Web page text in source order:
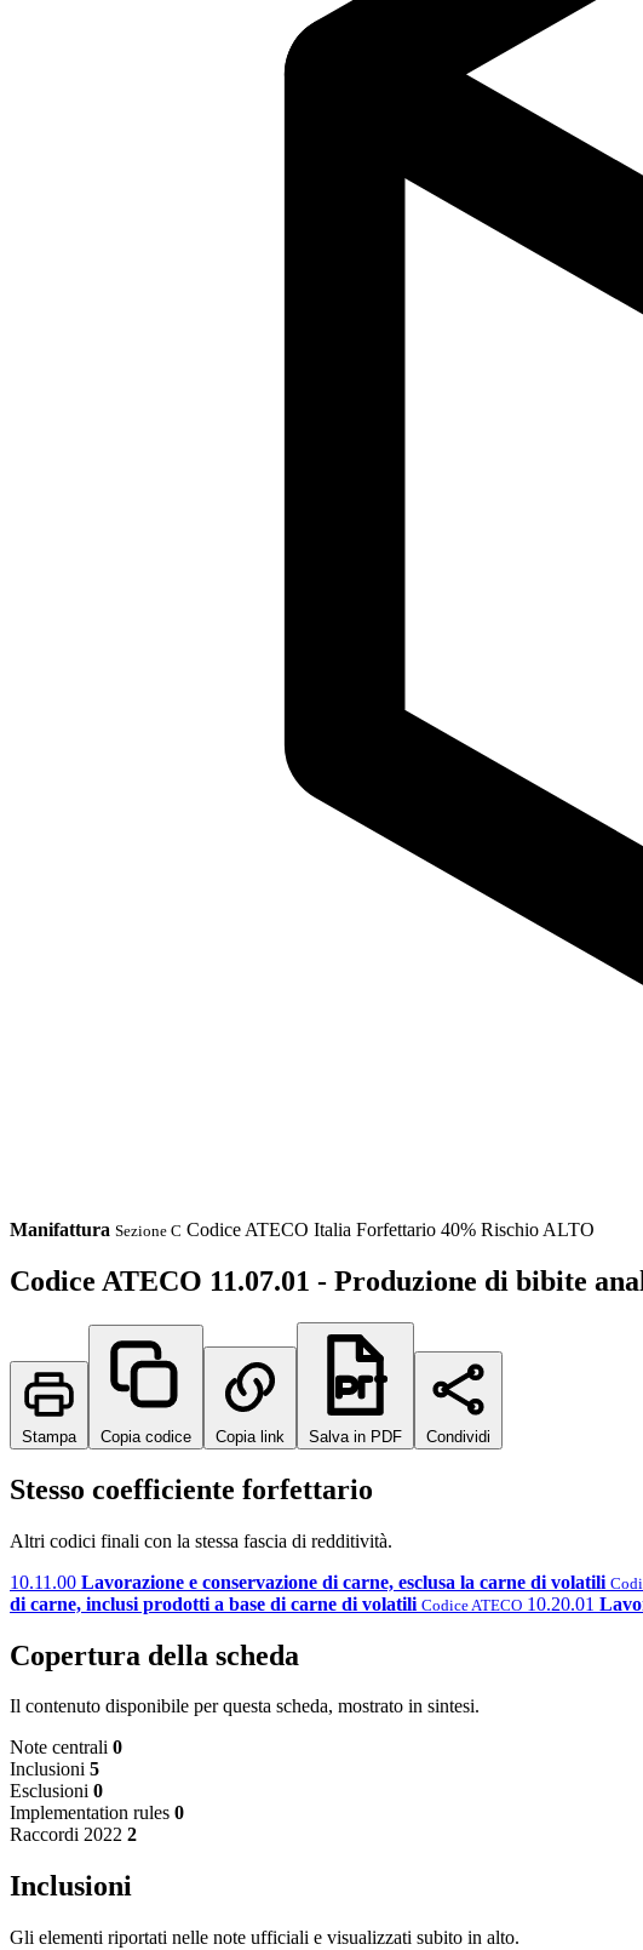
Manifattura Sezione C Codice ATECO Italia Forfettario 40% Rischio ALTO
Codice ATECO 11.07.01 - Produzione di bibite
Stampa Copia codice Copia link Salva in PDF Condividi
Stesso coefficiente forfettario
Altri codici finali con la stessa fascia di redditività.
10.11.00 Lavorazione e conservazione di carne, esclusa la carne di volatili
di carne, inclusi prodotti a base di carne di volatili Codice ATECO 10.20.01
Copertura della scheda
Il contenuto disponibile per questa scheda, mostrato in sintesi.
Note centrali 0
Inclusioni 5
Esclusioni 0
Implementation rules 0
Raccordi 2022 2
Inclusioni
Gli elementi riportati nelle note ufficiali e visualizzati subito in alto.